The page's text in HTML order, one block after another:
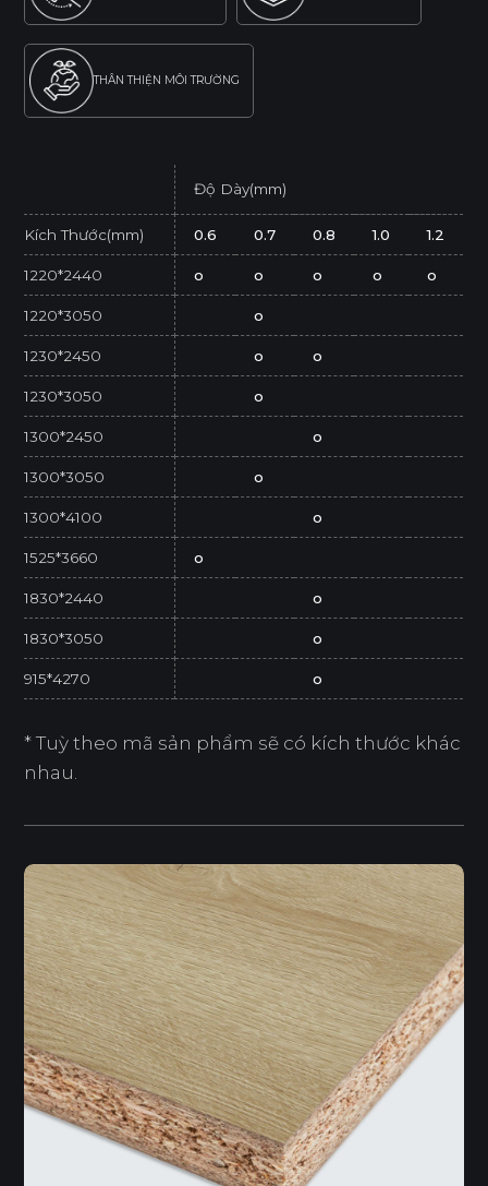
THÂN THIỆN MÔI TRƯỜNG
Độ Dày(mm)
Kích Thước(mm) 0.6 0.7 0.8 1.0 1.2
1220*2440 o o o o o
1220*3050 o
1230*2450 o o
1230*3050 o
1300*2450 o
1300*3050 o
1300*4100 o
1525*3660 o
1830*2440 o
1830*3050 o
915*4270 o
* Tuỳ theo mã sản phẩm sẽ có kích thước khác
nhau.